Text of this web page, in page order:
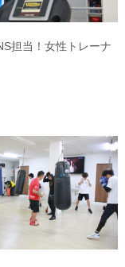
担当！女性トレーナ